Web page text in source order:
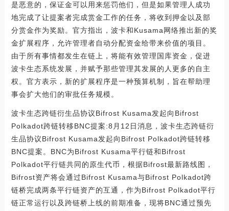
是恶意的，保证金可以用来惩罚他们，但是如果管理人成功
地完成了让提案者完成赏金工作的任务，将收到押金以及部
分赏金作为奖励。官方指出，波卡和Kusama网络推出新的奖
金扩展程序，允许管理者自动分配资金给带来价值的项目。
由于所有事情都发生在链上，将能有效管理国库资金，促进
波卡生态系统发展，并赋予那些管理其发展的人更多的自主
权。官方表示，新的扩展程序是一种预算机制，旨在帮助理
事会扩大他们的审批任务规模。
波卡生态跨链衍生品协议Bifrost Kusama发起向Bifrost
Polkadot跨链转移BNC提案:8月12日消息，波卡生态跨链衍
生品协议Bifrost Kusama发起向Bifrost Polkadot跨链转移
BNC提案。BNC为Bifrost Kusama平行链和Bifrost
Polkadot平行链共同的原生代币，根据Bifrost最新路线图，
Bifrost资产将会通过Bifrost Kusama与Bifrost Polkadot跨
链桥完成两条平行链资产的互通，作为Bifrost Polkadot平行
链正常运行以及跨链桥上线的前期准备，现将BNC通过预先